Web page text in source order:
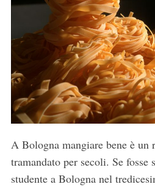
A Bologna mangiare bene è un
tramandato per secoli. Se fosse
studente a Bologna nel